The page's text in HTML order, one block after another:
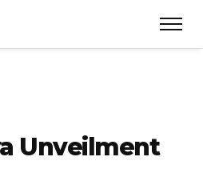
Unveilment